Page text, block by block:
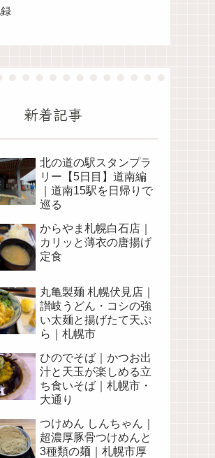
新着記事
北の道の駅スタンプラ
リー【5日目】道南編
｜道南15駅を日帰りで
巡る
からやま札幌白石店｜
カリッと薄衣の唐揚げ
定食
丸亀製麺 札幌伏見店｜
讃岐うどん・コシの強
い太麺と揚げたて天ぷ
ら｜札幌市
ひのでそば｜かつお出
汁と天玉が楽しめる立
ち食いそば｜札幌市・
大通り
つけめん しんちゃん｜
超濃厚豚骨つけめんと
3種類の麺｜札幌市厚